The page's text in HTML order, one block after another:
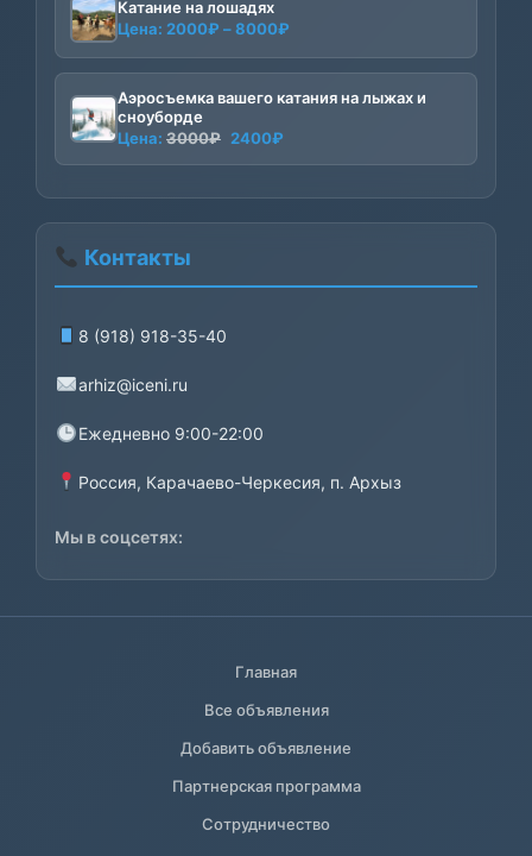
Катание на лошадях
Цена: 2000₽ –8000₽
2000₽
–
Аэросъемка вашего катания на лыжах и
сноуборде
Цена: 3000₽ Первоначальная
цена
2400₽
цена:
Контакты
8 (918) 918-35-40
arhiz@iceni.ru
Ежедневно 9:00-22:00
Россия, Карачаево-Черкесия, п. Архыз
Мы в соцсетях:
Главная
Все объявления
Добавить объявление
Партнерская программа
Сотрудничество